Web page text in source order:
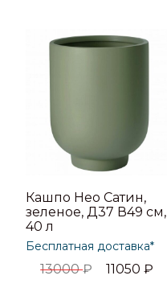
Кашпо Нео Сатин,
зеленое, Д37 В49 см,
40 л
Бесплатная доставка*
13000₽ 11050₽